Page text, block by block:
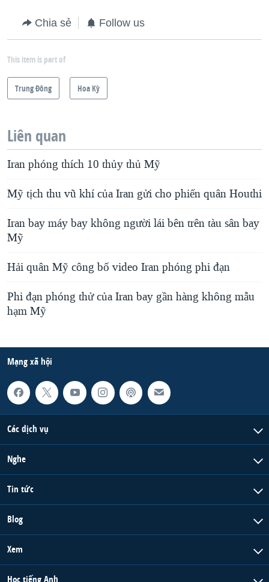
Chia sẻ Follow us
This item is part of
Trung Ðông Hoa Kỳ
Liên quan
Iran phóng thích 10 thủy thủ Mỹ
Mỹ tịch thu vũ khí của Iran gửi cho phiến quân Houthi
Iran bay máy bay không người lái bên trên tàu sân bay
Mỹ
Hải quân Mỹ công bố video Iran phóng phi đạn
Phi đạn phóng thử của Iran bay gần hàng không mẫu
hạm Mỹ
Mạng xã hội
Các dịch vụ
Nghe
Tin tức
Blog
Xem
Học tiếng Anh